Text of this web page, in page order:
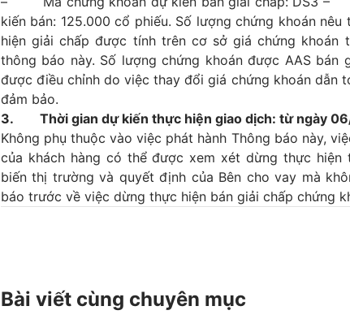
kiến bán: 125.000 cổ phiếu. Số lượng chứng khoán
hiện giải chấp được tính trên cơ sở giá chứng khoán
thông báo này. Số lượng chứng khoán được AAS
được điều chỉnh do việc thay đổi giá chứng khoán dẫn
đảm bảo.
3. Thời gian dự kiến thực hiện giao dịch: từ ngày
Không phụ thuộc vào việc phát hành Thông báo này,
của khách hàng có thể được xem xét dừng thực hiện
biến thị trường và quyết định của Bên cho vay mà
báo trước về việc dừng thực hiện bán giải chấp chứng
Bài viết cùng chuyên mục